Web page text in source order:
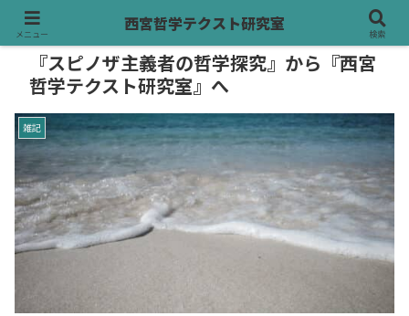
『スピノザ主義者の哲学探究』から『西宮
哲学テクスト研究室』へ
雑記
メニュー
西宮哲学テクスト研究室
検索